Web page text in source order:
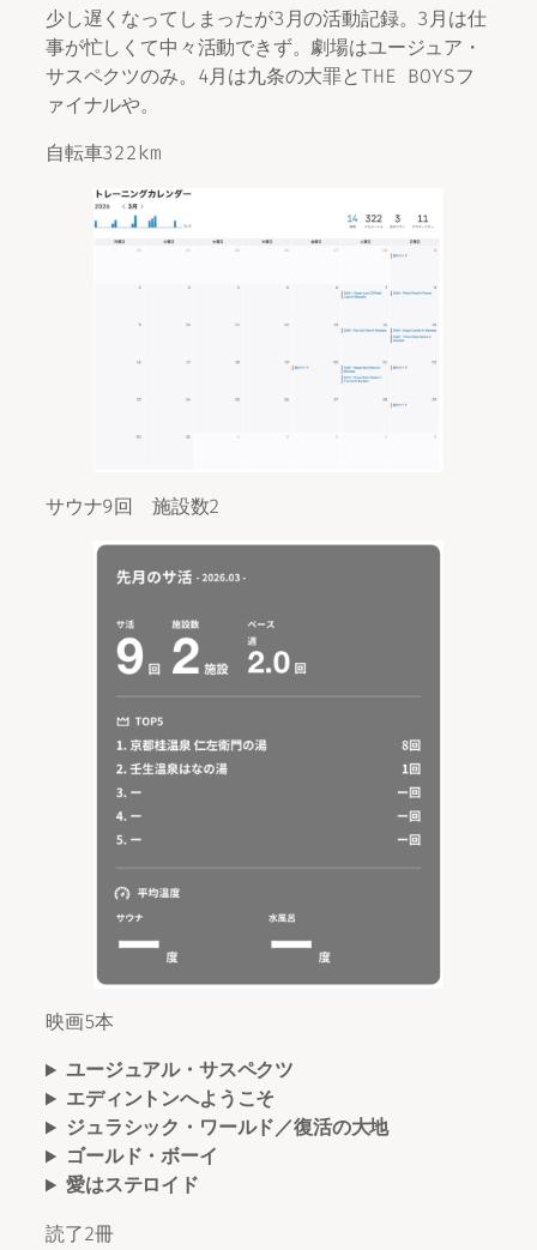
少し遅くなってしまったが3月の活動記録。3月は仕
事が忙しくて中々活動できず。劇場はユージュア・
サスペクツのみ。4月は九条の大罪とTHE BOYSフ
ァイナルや。
自転車322km
サウナ9回 施設数2
映画5本
ユージュアル・サスペクツ
エディントンへようこそ
ジュラシック・ワールド／復活の大地
ゴールド・ボーイ
愛はステロイド
読了2冊